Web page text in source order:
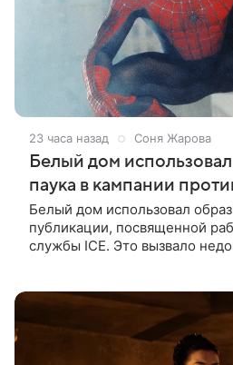
23 часа назад Соня Жарова
Белый дом
паука в кампании
Белый дом использовал
публикации, посвященной
службы ICE. Это вызвало